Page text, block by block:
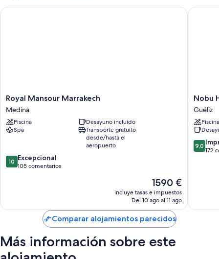
Royal
Mansour
Marrakech
Medina
Royal Mansour Marrakech
Medina
Piscina
Desayuno incluido
Spa
Transporte gratuito
desde/hasta el
aeropuerto
10.0
sobre
10 Excepcional
105 comentarios
El
precio
actual
de
1590 €
1590 €
incluye tasas e impuestos
Del 10 ago al 11 ago
Royal Mansour Marrakech
Nobu
Hotel
Guéliz
Nobu
Guéliz
Piscina
9.0
sobre
9,0
172
Nobu
Comparar alojamientos parecidos
Más información sobre este